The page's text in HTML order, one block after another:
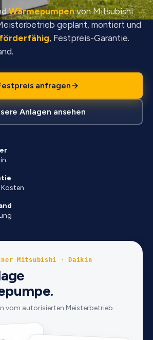
Wärmepumpenvon Mitsubishi
geplant, montiert und
förderfähig, Festpreis-Garantie.
anfragen
Anlagen ansehen
Mitsubishi · Daikin
vom autorisierten Meisterbetrieb.